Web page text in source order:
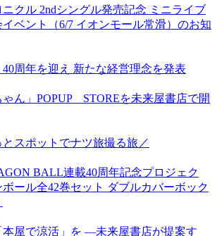
ニクル 2ndシングル発売記念 ミニライブ
イベント（6/7 イオンモール常滑）のお知
周年を迎え 新たな経営理念を発表
ゃん」POPUP STOREを未来屋書店で開
スポットでナツ旅撮る旅／
BALL連載40周年記念プロジェク
ボール全42巻セット ダブルカバーボック
本屋で涼活」を ―未来屋書店が提案す